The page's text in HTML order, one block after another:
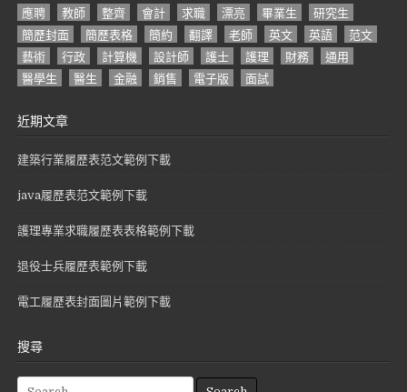
應聘
教師 整齊 會計 求職 漂亮 畢業生
研究生
簡歷封面
簡歷表格 簡約 翻譯 老師 英文 英語
范文
藝術
行政 計算機 設計師 護士 護理 財務
通用
醫學生
醫生 金融 銷售 電子版 面試
近期文章
建築行業履歷表范文範例下載
java履歷表范文範例下載
護理專業求職履歷表表格範例下載
退役士兵履歷表範例下載
電工履歷表封面圖片範例下載
搜尋